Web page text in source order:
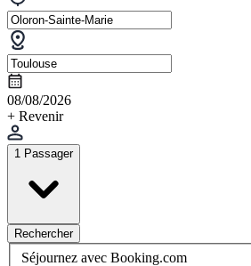
08/08/2026
+ Revenir
1 Passager
Rechercher
Séjournez avec Booking.com